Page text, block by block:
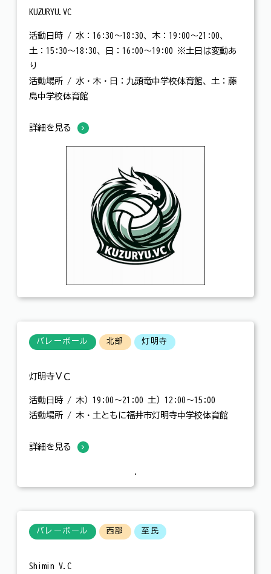
KUZURYU.VC
活動日時 / 水：16:30～18:30、木：19:00～21:00、
土：15:30～18:30、日：16:00～19:00 ※土日は変動あ
り
活動場所 / 水・木・日：九頭竜中学校体育館、土：藤
島中学校体育館
詳細を見る
バレーボール 北部 灯明寺
灯明寺ＶＣ
活動日時 / 木）19:00～21:00 土）12:00～15:00
活動場所 / 木・土ともに福井市灯明寺中学校体育館
詳細を見る
バレーボール 西部 至民
Shimin V.C